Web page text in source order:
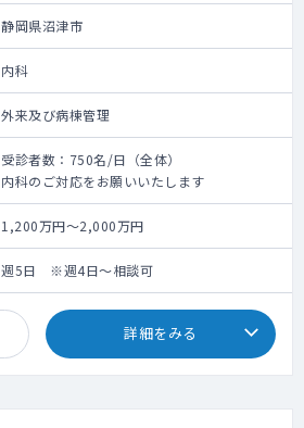
静岡県沼津市
内科
外来及び病棟管理
受診者数：750名/日（全体）
内科のご対応をお願いいたします
1,200万円～2,000万円
週5日 ※週4日～相談可
詳細をみる